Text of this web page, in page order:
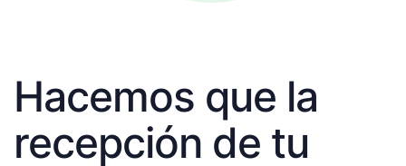
Hacemos que la
recepción de tu